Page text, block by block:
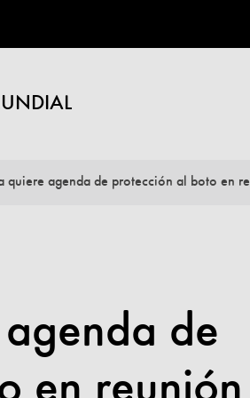
quiere agenda de protección al boto en
de